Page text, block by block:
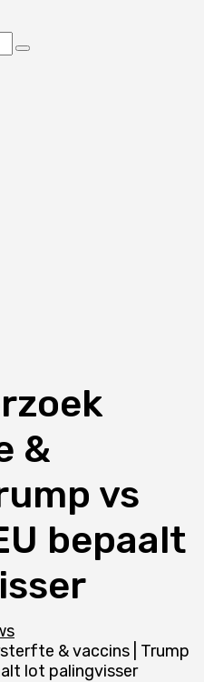
&
vs
bepaalt
& vaccins | Trump
lot palingvisser